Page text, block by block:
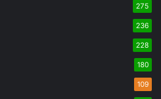
275
236
228
180
109